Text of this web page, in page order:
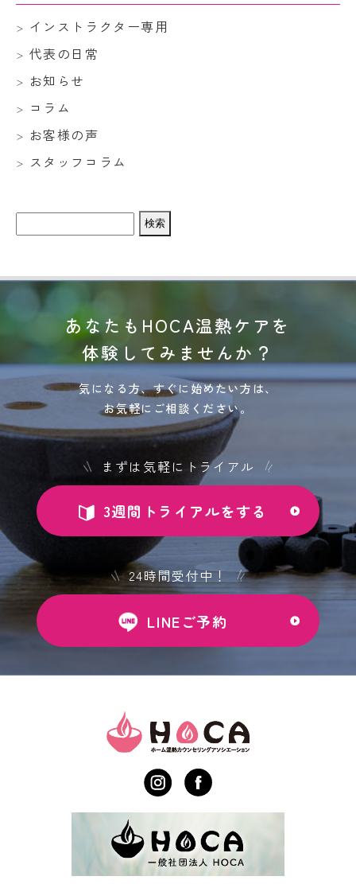
インストラクター専用
代表の日常
お知らせ
コラム
お客様の声
スタッフコラム
検
索:
あなたもHOCA温熱ケアを
体験してみませんか？
気になる方、すぐに始めたい方は、
お気軽にご相談ください。
まずは気軽にトライアル
3週間トライアルをする
24時間受付中！
LINEご予約